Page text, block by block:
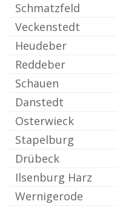
Schmatzfeld
Veckenstedt
Heudeber
Reddeber
Schauen
Danstedt
Osterwieck
Stapelburg
Drübeck
Ilsenburg Harz
Wernigerode